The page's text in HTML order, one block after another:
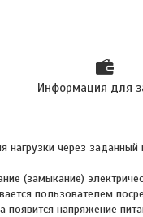
Информация для
нагрузки через
(замыкание)
пользователем
появится напряжение